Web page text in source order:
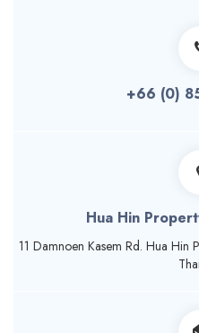
+66 (0)
Hua Hin
11 Damnoen Kasem Rd. Hua Hin